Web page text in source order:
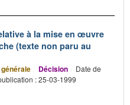
à la mise en œuvre
(texte non paru au
Décision
Date de
: 25-03-1999